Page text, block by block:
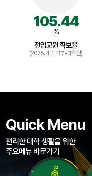
105.44
%
전임교원 확보율
(2025. 4. 1. 학부+대학원)
Quick Menu
편리한 대학 생활을 위한
주요메뉴 바로가기